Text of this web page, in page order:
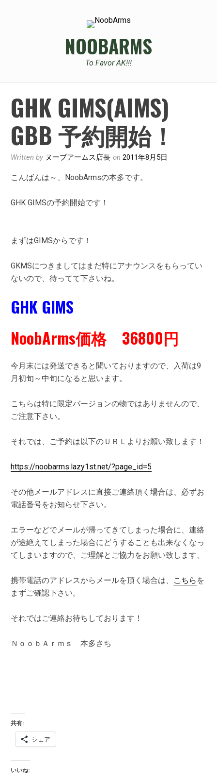
NOOBARMS
To Favor AK!!!
GHK GIMS(AIMS)
GBB 予約開始！
Written by ヌーブアームス店長 on2011年8月5日
こんばんは～、NoobArmsの本多です。
GHK GIMSの予約開始です！
まずはGIMSからです！
GKMSにつきましてはまだ特にアナウンスをもらってい
ないので、待ってて下さいね。
GHK GIMS
NoobArms価格 36800円
今月末には発送できると聞いておりますので、入荷は9
月初旬～中旬になると思います。
こちらは特に限定バージョンの物ではありませんので、
ご注意下さい。
それでは、ご予約は以下のＵＲＬよりお願い致します！
https://noobarms.lazy1st.net/?page_id=5
その他メールアドレスに直接ご連絡頂く場合は、必ずお
電話番号をお知らせ下さい。
エラーなどでメールが帰ってきてしまった場合に、連絡
が途絶えてしまった場合にどうすることも出来なくなっ
てしまいますので、ご理解とご協力をお願い致します、
携帯電話のアドレスからメールを頂く場合は、 こちら を
まずご確認下さい。
それではご連絡お待ちしております！
ＮｏｏｂＡｒｍｓ 本多さち
共有:
シェア
いいね: